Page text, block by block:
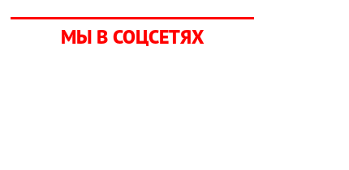
МЫ В СОЦСЕТЯХ